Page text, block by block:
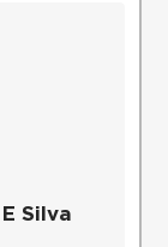
Silva